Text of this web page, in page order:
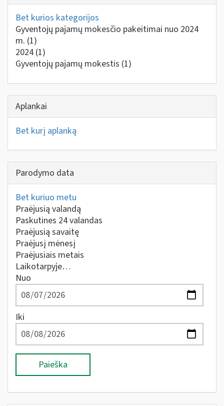
Bet kurios kategorijos
Gyventojų pajamų mokesčio pakeitimai nuo 2024
m. (1)
2024 (1)
Gyventojų pajamų mokestis (1)
Aplankai
Bet kurį aplanką
Parodymo data
Bet kuriuo metu
Praėjusią valandą
Paskutines 24 valandas
Praėjusią savaitę
Praėjusį mėnesį
Praėjusiais metais
Laikotarpyje…
Nuo
Iki
Paieška